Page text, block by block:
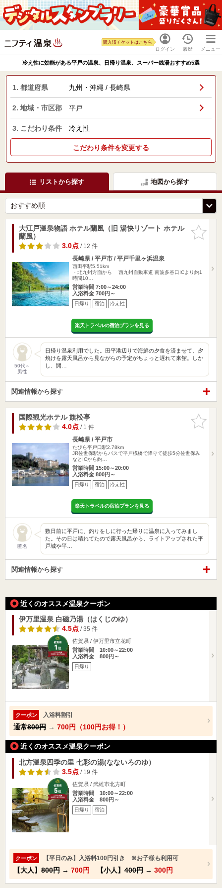
ログイン
購入済チケットはこちら
履歴 メニュー
冷え性に効能がある平戸の温泉、日帰り温泉、スーパー銭湯おすすめ5選
1. 都道府県 九州・沖縄 / 長崎県
2. 地域・市区郡 平戸
3. こだわり条件 冷え性
こだわり条件を変更する
リストから探す 地図から探す
お気に入
りに追加
大江戸温泉物語 ホテル蘭風（旧 湯快リゾート ホテル
蘭風）
3.0点/ 12 件
長崎県 / 平戸市 / 平戸千里ヶ浜温泉
西田平駅5.51km
・北九州方面から 西九州自動車道 南波多谷口ICより約1
時間10…
営業時間 7:00～24:00
入浴料金 700円～
日帰り 宿泊 冷え性
楽天トラベルの宿泊プランを見る
50代～
男性
日帰り温泉利用でした。田平港辺りで海鮮の夕食を済ませて、夕
焼けを露天風呂から見ながらの予定がちょっと遅れて来館。しか
し、開…
関連情報から探す
お気に入
りに追加
国際観光ホテル 旗松亭
4.0点/ 1 件
長崎県 / 平戸市
たびら平戸口駅2.78km
JR佐世保駅からバスで平戸桟橋で降りて徒歩5分佐世保み
なとICから約…
営業時間 15:00～20:00
入浴料金 800円～
日帰り 宿泊 冷え性
楽天トラベルの宿泊プランを見る
匿名
数日前に平戸に、釣りをしに行った帰りに温泉に入ってみまし
た。その日は晴れてたので露天風呂から、ライトアップされた平
戸城や平…
関連情報から探す
近くのオススメ温泉クーポン
伊万里温泉 白磁乃湯（はくじのゆ）
4.5点/ 35 件
佐賀県 / 伊万里市立花町
営業時間 10:00～22:00
入浴料金 800円～
日帰り
クーポン 入浴料割引
通常800円 → 700円（100円お得！）
近くのオススメ温泉クーポン
北方温泉四季の里 七彩の湯(なないろのゆ）
3.5点/ 19 件
佐賀県 / 武雄市北方町
営業時間 10:00～22:00
入浴料金 800円～
日帰り 宿泊
クーポン 【平日のみ】入浴料100円引き ※お子様も利用可
【大人】 800円 → 700円 【小人】 400円 → 300円